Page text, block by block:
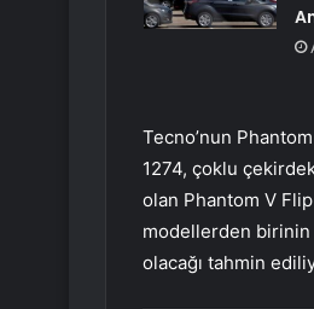
Tecno’nun
1274, çoklu
olan Phantom V
modellerden
olacağı tahmin